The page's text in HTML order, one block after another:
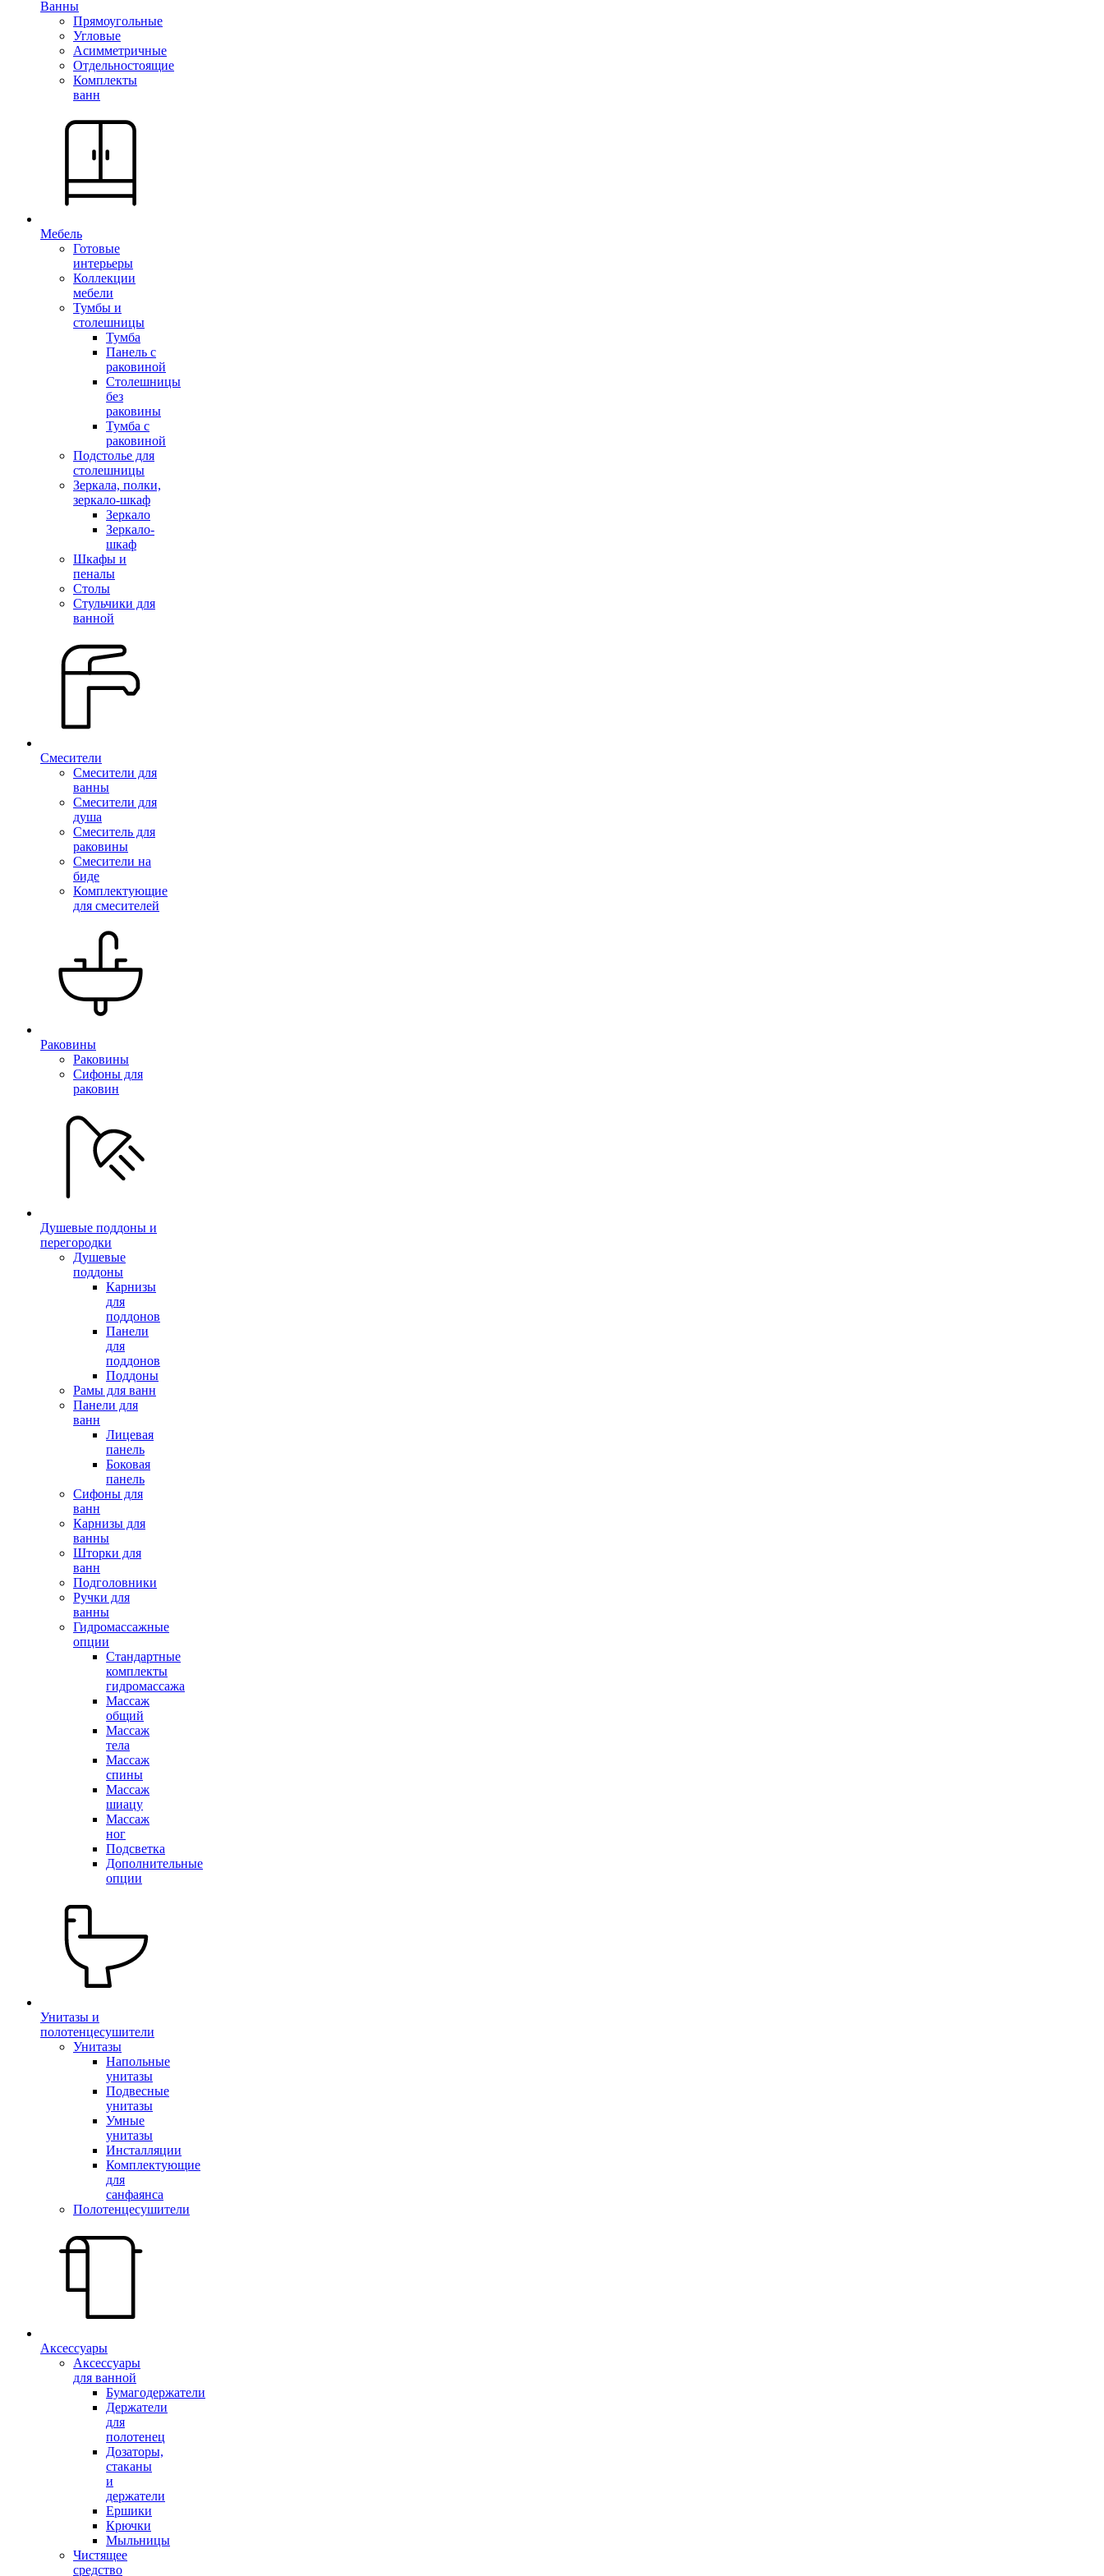
Ванны
Прямоугольные
Угловые
Асимметричные
Отдельностоящие
Комплекты
ванн
Мебель
Готовые
интерьеры
Коллекции
мебели
Тумбы и
столешницы
Тумба
Панель с
раковиной
Столешницы
без
раковины
Тумба с
раковиной
Подстолье для
столешницы
Зеркала, полки,
зеркало-шкаф
Зеркало
Зеркало-
шкаф
Шкафы и
пеналы
Столы
Стульчики для
ванной
Смесители
Смесители для
ванны
Смесители для
душа
Смеситель для
раковины
Смесители на
биде
Комплектующие
для смесителей
Раковины
Раковины
Сифоны для
раковин
Душевые поддоны и
перегородки
Душевые
поддоны
Карнизы
для
поддонов
Панели
для
поддонов
Поддоны
Рамы для ванн
Панели для
ванн
Лицевая
панель
Боковая
панель
Сифоны для
ванн
Карнизы для
ванны
Шторки для
ванн
Подголовники
Ручки для
ванны
Гидромассажные
опции
Стандартные
комплекты
гидромассажа
Массаж
общий
Массаж
тела
Массаж
спины
Массаж
шиацу
Массаж
ног
Подсветка
Дополнительные
опции
Унитазы и
полотенцесушители
Унитазы
Напольные
унитазы
Подвесные
унитазы
Умные
унитазы
Инсталляции
Комплектующие
для
санфаянса
Полотенцесушители
Аксессуары
Аксессуары
для ванной
Бумагодержатели
Держатели
для
полотенец
Дозаторы,
стаканы
и
держатели
Ершики
Крючки
Мыльницы
Чистящее
средство